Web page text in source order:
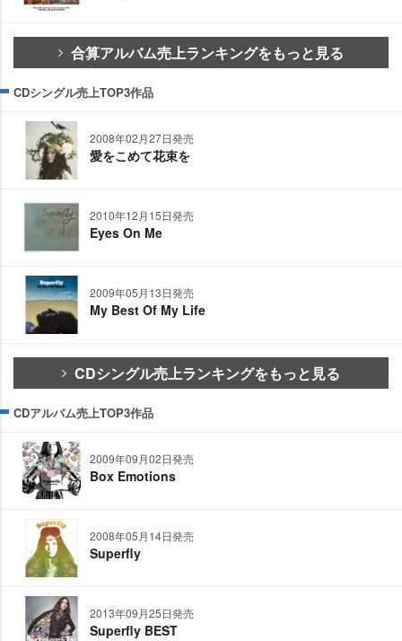
合算アルバム売上ランキングをもっと見る
CDシングル売上TOP3作品
2008年02月27日発売
愛をこめて花束を
2010年12月15日発売
Eyes On Me
2009年05月13日発売
My Best Of My Life
CDシングル売上ランキングをもっと見る
CDアルバム売上TOP3作品
2009年09月02日発売
Box Emotions
2008年05月14日発売
Superfly
2013年09月25日発売
Superfly BEST